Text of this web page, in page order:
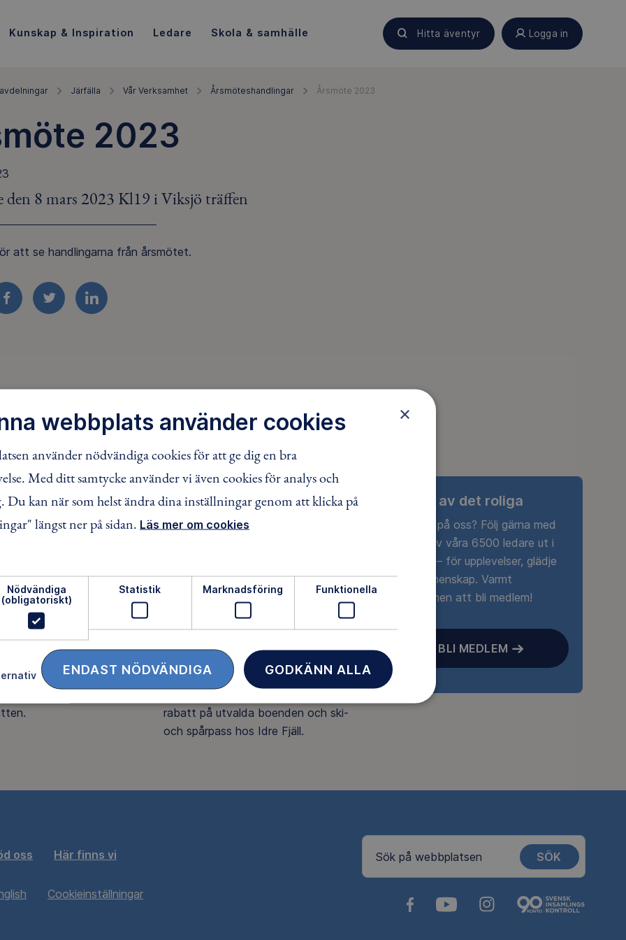
Kunskap & Inspiration Ledare Skola & samhälle Hitta äventyr Logga in
Järfälla Vår Verksamhet Årsmöteshandlingar Årsmöte 2023
2023
den 8 mars 2023 Kl19 i Viksjö träffen
att se handlingarna från årsmötet.
FACEBOOKTWITTERLINKEDIN
för alla
arbetar för att så
möjligt ska upptäcka den
och de hälsoeffekter som
Som medlem bidrar du
Medlemsförmåner
När du blir medlem får du Magasin
tester och inspirerande reportage. Du
får också fina rabatter, som upp till
rabatt på utvalda boenden och ski-
och spårpass hos Idre Fjäll.
Ta del av det roliga
Nyfiken på oss? Följ gärna med
någon av våra 6500 ledare ut i
naturen – för upplevelser, glädje
och gemenskap. Varmt
välkommen att bli medlem!
BLI MEDLEM
oss Här finns vi
Cookieinställningar
Sök på webbplatsen SÖK
×
webbplats använder cookies
använder nödvändiga cookies för att ge dig en bra
Med ditt samtycke använder vi även cookies för analys och
Du kan när som helst ändra dina inställningar genom att klicka på
längst ner på sidan. Läs mer om cookies
Nödvändiga
(obligatoriskt)
Statistik Marknadsföring Funktionella
GODKÄNN ALLA
ENDAST NÖDVÄNDIGA